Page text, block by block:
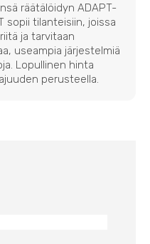
räätälöidyn ADAPT-
sopii tilanteisiin, joissa
ja tarvitaan
useampia järjestelmiä
Lopullinen hinta
perusteella.